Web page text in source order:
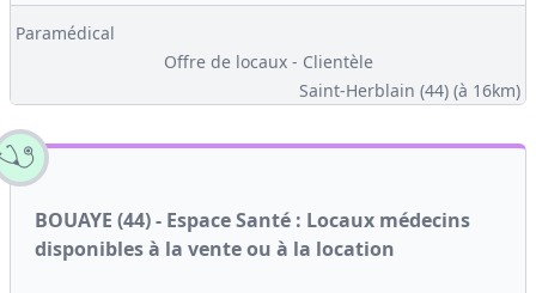
Paramédical
Offre de locaux - Clientèle
Saint-Herblain (44) (à 16km)
BOUAYE (44) - Espace Santé : Locaux médecins
disponibles à la vente ou à la location